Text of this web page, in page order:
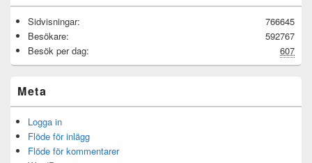
766645
Sidvisningar:
592767
Besökare:
607
Besök per dag:
Meta
Logga in
Flöde för inlägg
Flöde för kommentarer